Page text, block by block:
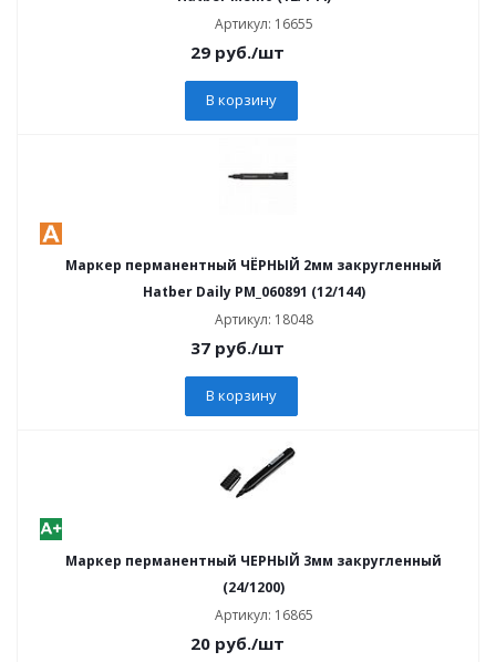
Артикул: 16655
29руб./шт
В корзину
Маркер перманентный ЧЁРНЫЙ 2мм закругленный
Hatber Daily PM_060891 (12/144)
Артикул: 18048
37руб./шт
В корзину
Маркер перманентный ЧЕРНЫЙ 3мм закругленный
(24/1200)
Артикул: 16865
20руб./шт